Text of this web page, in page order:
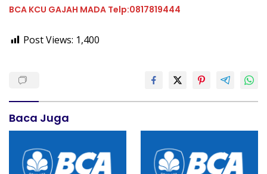
BCA KCU GAJAH MADA Telp:0817819444
Post Views: 1,400
Baca Juga